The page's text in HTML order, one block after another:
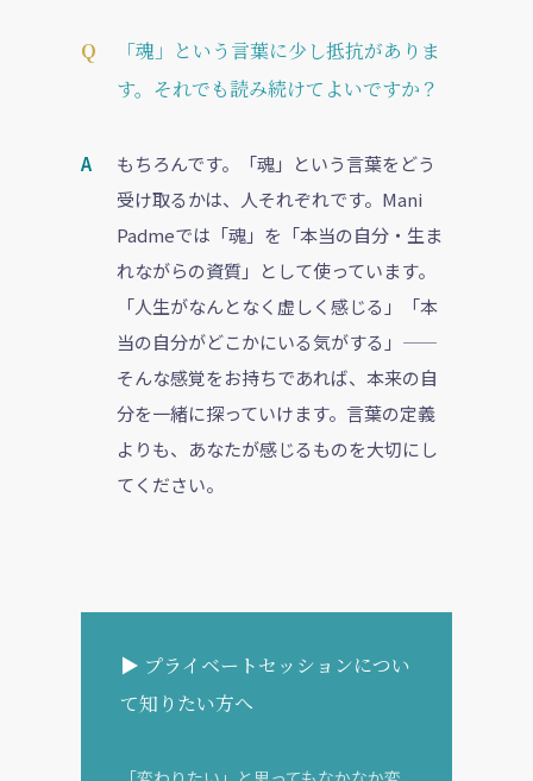
「魂」という言葉に少し抵抗がありま
す。それでも読み続けてよいですか？
もちろんです。「魂」という言葉をどう
受け取るかは、人それぞれです。Mani
Padmeでは「魂」を「本当の自分・生ま
れながらの資質」として使っています。
「人生がなんとなく虚しく感じる」「本
当の自分がどこかにいる気がする」——
そんな感覚をお持ちであれば、本来の自
分を一緒に探っていけます。言葉の定義
よりも、あなたが感じるものを大切にし
てください。
▶ プライベートセッションについ
て知りたい方へ